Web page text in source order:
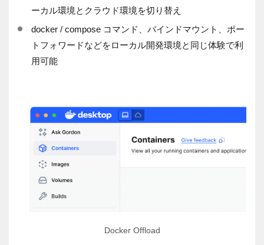
ーカル環境とクラウド環境を切り替え
docker / compose コマンド、バインドマウント、ポー
トフォワードなどをローカル開発環境と同じ体験で利
用可能
Docker Offload